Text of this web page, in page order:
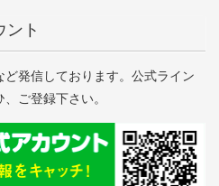
ント
発信しております。公式ライン
ご登録下さい。